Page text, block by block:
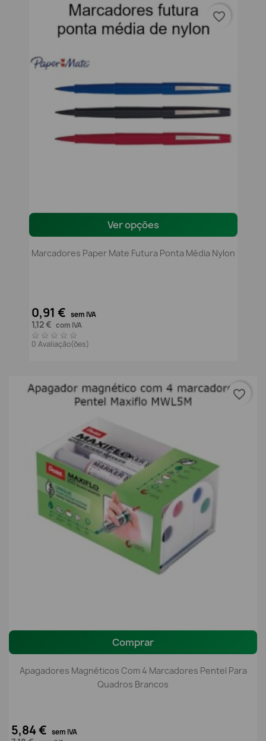
Ver opções
Marcadores Paper Mate Futura Ponta Média Nylon
0,91 € sem IVA
1,12 € com IVA
0 Avaliação(ões)
favorite_border
Comprar
Apagadores Magnéticos Com 4 Marcadores Pentel Para
Quadros Brancos
5,84 € sem IVA
favorite_border